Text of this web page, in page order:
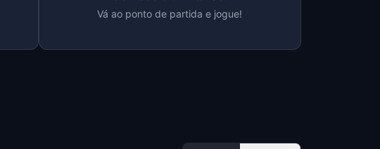
Vá ao ponto de partida e jogue!